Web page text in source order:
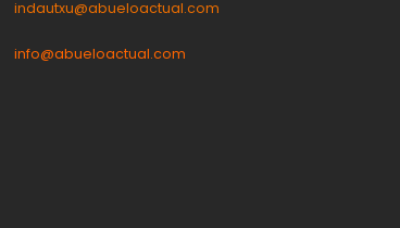
indautxu@abueloactual.com
info@abueloactual.com